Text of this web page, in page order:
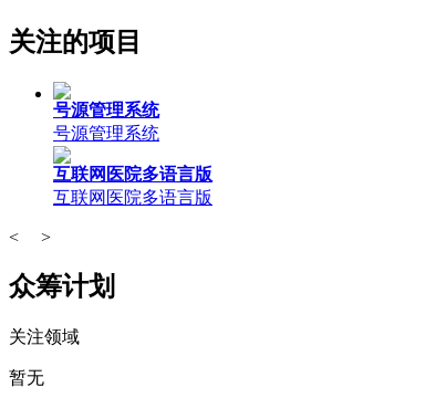
关注的项目
号源管理系统
号源管理系统
互联网医院多语言版
互联网医院多语言版
< >
众筹计划
关注领域
暂无